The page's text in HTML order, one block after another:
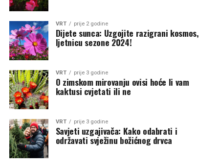
VRT prije 2 godine
Dijete sunca: Uzgojite razigrani kosmos,
ljetnicu sezone 2024!
VRT prije 3 godine
O zimskom mirovanju ovisi hoće li vam
kaktusi cvjetati ili ne
VRT prije 3 godine
Savjeti uzgajivača: Kako odabrati i
održavati svježinu božićnog drvca